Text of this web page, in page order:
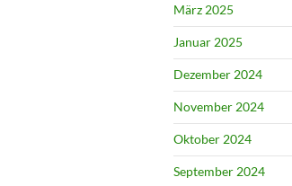
März 2025
Januar 2025
Dezember 2024
November 2024
Oktober 2024
September 2024